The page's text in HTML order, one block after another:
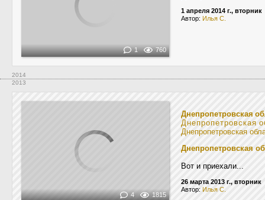
1 760
1 апреля 2014 г., вторник
Автор: Илья С.
2014
2013
4 1815
Днепропетровская
Днепропетровская
Днепропетровская
Днепропетровская
Вот и приехали...
26 марта 2013 г., вторник
Автор: Илья С.